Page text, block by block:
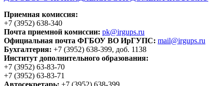
Приемная комиссия:
+7 (3952) 638-340
Почта приемной комиссии: pk@irgups.ru
Официальная почта ФГБОУ ВО ИрГУПС: mail@irgups.ru
Бухгалтерия: +7 (3952) 638-399, доб. 1138
Институт дополнительного образования:
+7 (3952) 63-83-70
+7 (3952) 63-83-71
Автосекретарь: +7 (3952) 638-399